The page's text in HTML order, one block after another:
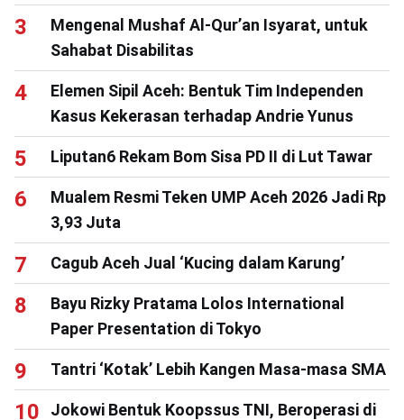
Mengenal Mushaf Al-Qur’an Isyarat, untuk
Sahabat Disabilitas
Elemen Sipil Aceh: Bentuk Tim Independen
Kasus Kekerasan terhadap Andrie Yunus
Liputan6 Rekam Bom Sisa PD II di Lut Tawar
Mualem Resmi Teken UMP Aceh 2026 Jadi Rp
3,93 Juta
Cagub Aceh Jual ‘Kucing dalam Karung’
Bayu Rizky Pratama Lolos International
Paper Presentation di Tokyo
Tantri ‘Kotak’ Lebih Kangen Masa-masa SMA
Jokowi Bentuk Koopssus TNI, Beroperasi di